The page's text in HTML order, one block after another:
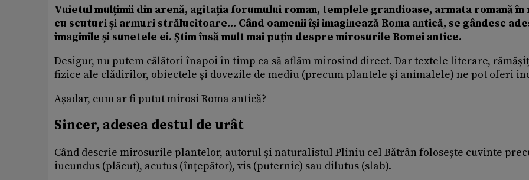
Vuietul mulțimii din arenă, agitația forumului roman, templele grandioase, armata romană în
cu scuturi și armuri strălucitoare... Când oamenii își imaginează Roma antică, se gândesc
imaginile și sunetele ei. Știm însă mult mai puțin despre mirosurile Romei antice.
Desigur, nu putem călători înapoi în timp ca să aflăm mirosind direct. Dar textele literare,
fizice ale clădirilor, obiectele și dovezile de mediu (precum plantele și animalele) ne pot oferi
Așadar, cum ar fi putut mirosi Roma antică?
Sincer, adesea destul de urât
Când descrie mirosurile plantelor, autorul și naturalistul Pliniu cel Bătrân folosește cuvinte
iucundus (plăcut), acutus (înțepător), vis (puternic) sau dilutus (slab).